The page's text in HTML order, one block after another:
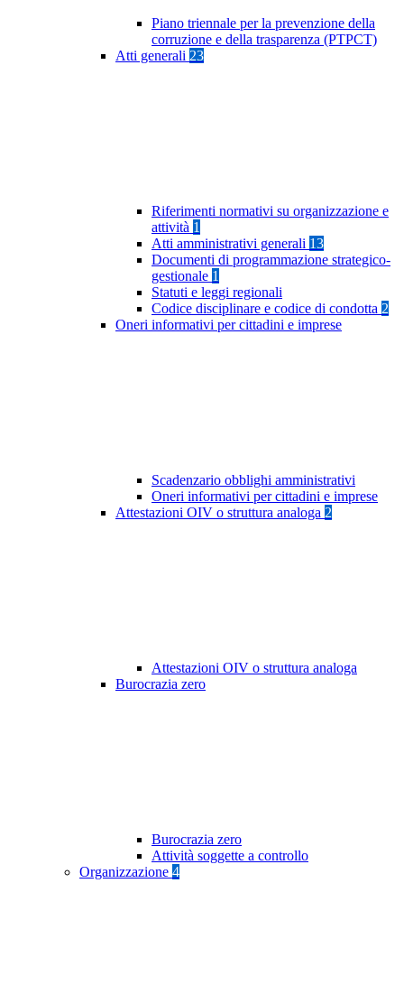
Piano triennale per la prevenzione della
corruzione e della trasparenza (PTPCT)
Atti generali 23
Riferimenti normativi su organizzazione e
attività 1
Atti amministrativi generali 13
Documenti di programmazione strategico-
gestionale 1
Statuti e leggi regionali
Codice disciplinare e codice di condotta 2
Oneri informativi per cittadini e imprese
Scadenzario obblighi amministrativi
Oneri informativi per cittadini e imprese
Attestazioni OIV o struttura analoga 2
Attestazioni OIV o struttura analoga
Burocrazia zero
Burocrazia zero
Attività soggette a controllo
Organizzazione 4